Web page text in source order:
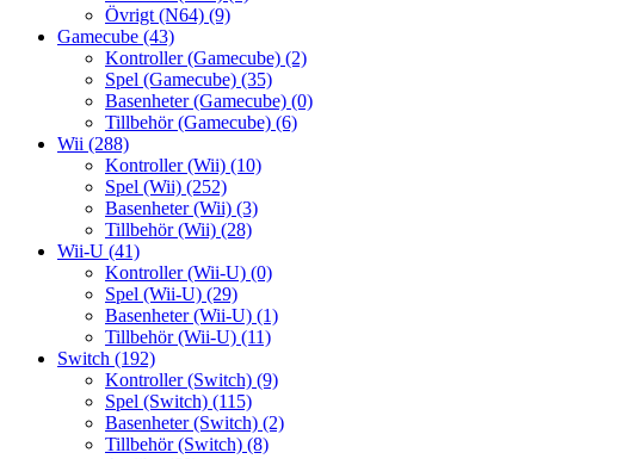
Övrigt (N64) (9)
Gamecube (43)
Kontroller (Gamecube) (2)
Spel (Gamecube) (35)
Basenheter (Gamecube) (0)
Tillbehör (Gamecube) (6)
Wii (288)
Kontroller (Wii) (10)
Spel (Wii) (252)
Basenheter (Wii) (3)
Tillbehör (Wii) (28)
Wii-U (41)
Kontroller (Wii-U) (0)
Spel (Wii-U) (29)
Basenheter (Wii-U) (1)
Tillbehör (Wii-U) (11)
Switch (192)
Kontroller (Switch) (9)
Spel (Switch) (115)
Basenheter (Switch) (2)
Tillbehör (Switch) (8)